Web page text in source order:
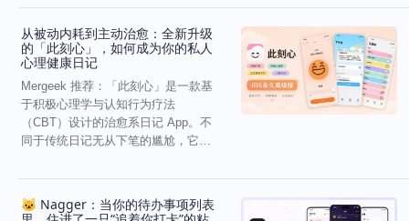
从被动内耗到主动治愈：全新升级
的「此刻心」，如何成为你的私人
心理健康日记
Mergeek 推荐：「此刻心」是一款基
于积极心理学与认知行为疗法
（CBT）设计的治愈系日记 App。不
同于传统日记无从下笔的尴尬，它通
🐱 Nagger：当你的待办事项列表